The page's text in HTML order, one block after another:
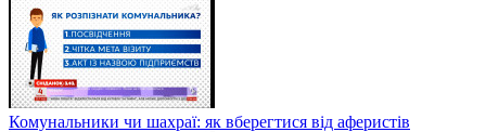
Комунальники чи шахраї: як вберегтися від аферистів